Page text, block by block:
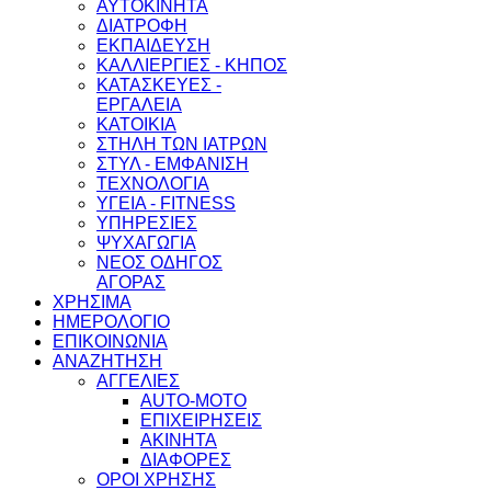
ΑΥΤΟΚΙΝΗΤΑ
ΔΙΑΤΡΟΦΗ
ΕΚΠΑΙΔΕΥΣΗ
ΚΑΛΛΙΕΡΓΙΕΣ - ΚΗΠΟΣ
ΚΑΤΑΣΚΕΥΕΣ -
ΕΡΓΑΛΕΙΑ
ΚΑΤΟΙΚΙΑ
ΣΤΗΛΗ ΤΩΝ ΙΑΤΡΩΝ
ΣΤΥΛ - ΕΜΦΑΝΙΣΗ
ΤΕΧΝΟΛΟΓΙΑ
ΥΓΕΙΑ - FITNESS
ΥΠΗΡΕΣΙΕΣ
ΨΥΧΑΓΩΓΙΑ
ΝΕΟΣ ΟΔΗΓΟΣ
ΑΓΟΡΑΣ
ΧΡΗΣΙΜΑ
ΗΜΕΡΟΛΟΓΙΟ
ΕΠΙΚΟΙΝΩΝΙΑ
ΑΝΑΖΗΤΗΣΗ
ΑΓΓΕΛΙΕΣ
AUTO-MOTO
ΕΠΙΧΕΙΡΗΣΕΙΣ
ΑΚΙΝΗΤΑ
ΔΙΑΦΟΡΕΣ
ΟΡΟΙ ΧΡΗΣΗΣ